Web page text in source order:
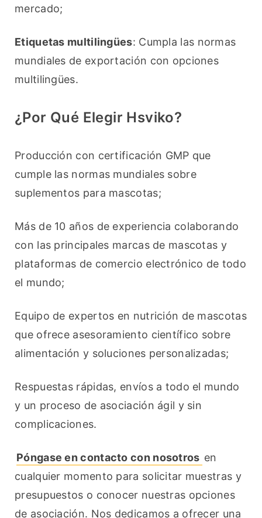
mercado;
Etiquetas multilingües: Cumpla las normas
mundiales de exportación con opciones
multilingües.
¿Por Qué Elegir Hsviko?
Producción con certificación GMP que
cumple las normas mundiales sobre
suplementos para mascotas;
Más de 10 años de experiencia colaborando
con las principales marcas de mascotas y
plataformas de comercio electrónico de todo
el mundo;
Equipo de expertos en nutrición de mascotas
que ofrece asesoramiento científico sobre
alimentación y soluciones personalizadas;
Respuestas rápidas, envíos a todo el mundo
y un proceso de asociación ágil y sin
complicaciones.
Póngase en contacto con nosotros en
cualquier momento para solicitar muestras y
presupuestos o conocer nuestras opciones
de asociación. Nos dedicamos a ofrecer una